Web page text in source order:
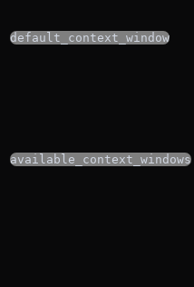
default_context_window
available_context_windows